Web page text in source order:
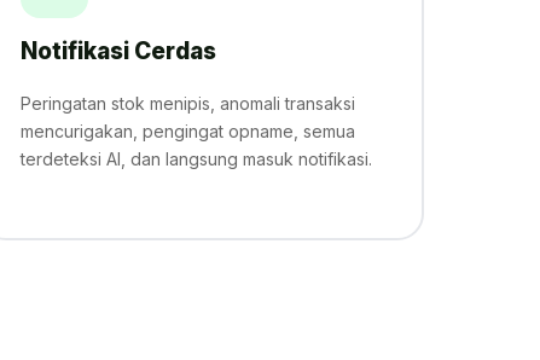
Notifikasi Cerdas
Peringatan stok menipis, anomali transaksi
mencurigakan, pengingat opname, semua
terdeteksi AI, dan langsung masuk notifikasi.